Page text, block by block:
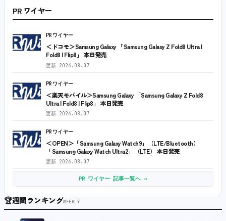
PR ワイヤー
PRワイヤー
＜ドコモ＞Samsung Galaxy 「Samsung Galaxy Z Fold8 Ultra |
Fold8 | Flip8」 本日発売
更新 2026.08.07
PRワイヤー
＜楽天モバイル＞Samsung Galaxy 「Samsung Galaxy Z Fold8
Ultra | Fold8 | Flip8」 本日発売
更新 2026.08.07
PRワイヤー
＜OPEN＞「Samsung Galaxy Watch9」（LTE/Bluetooth）
「Samsung Galaxy Watch Ultra2」（LTE） 本日発売
更新 2026.08.07
PR ワイヤー 記事一覧へ →
🏆週間ランキングWEEKLY